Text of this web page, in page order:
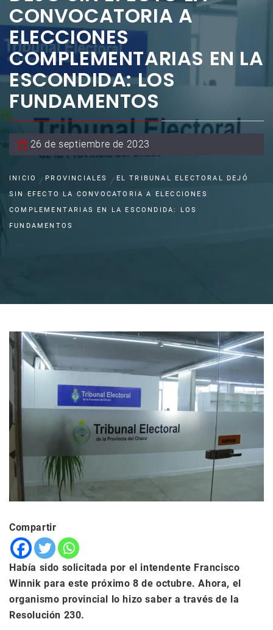
CONVOCATORIA A
ELECCIONES
COMPLEMENTARIAS EN LA
ESCONDIDA: LOS
FUNDAMENTOS
26 de septiembre de 2023
INICIO PROVINCIALES
EL TRIBUNAL ELECTORAL DEJÓ
SIN EFECTO LA CONVOCATORIA A ELECCIONES
COMPLEMENTARIAS EN LA ESCONDIDA: LOS
FUNDAMENTOS
Compartir
Había sido solicitada por el intendente Francisco
Winnik para este próximo 8 de octubre. Ahora, el
organismo provincial lo hizo saber a través de la
Resolución 230.